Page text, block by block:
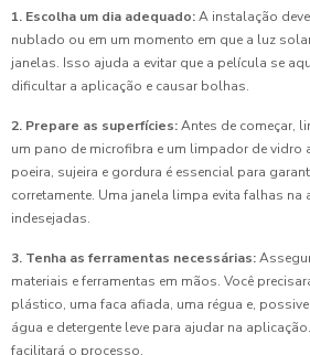
1. Escolha um dia adequado:A instalação
nublado ou em um momento em que a luz
janelas. Isso ajuda a evitar que a película se
dificultar a aplicação e causar bolhas.
2. Prepare as superfícies:Antes de começar,
um pano de microfibra e um limpador de vidro
poeira, sujeira e gordura é essencial para
corretamente. Uma janela limpa evita falhas
indesejadas.
3. Tenha as ferramentas necessárias:
materiais e ferramentas em mãos. Você
plástico, uma faca afiada, uma régua e,
água e detergente leve para ajudar na
facilitará o processo.